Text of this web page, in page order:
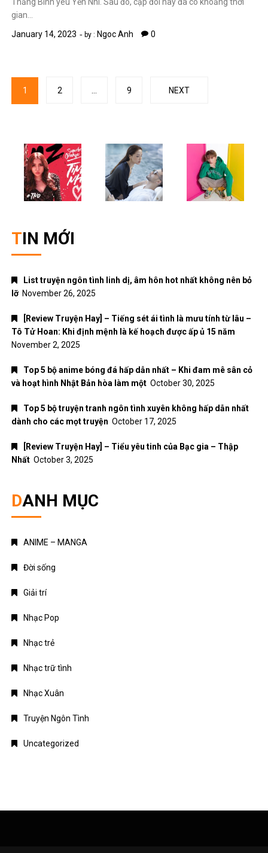
gian…
January 14, 2023
by : Ngoc Anh 0
Posts
navigation
1 2 9 NEXT
TIN MỚI
List truyện ngôn tình linh dị, âm hôn hot nhất không nên bỏ
lỡ November 26, 2025
[Review Truyện Hay] – Tiếng sét ái tình là mưu tính từ lâu –
Tô Tử Hoan: Khi định mệnh là kế hoạch được ấp ủ 15 năm
November 2, 2025
Top 5 bộ anime bóng đá hấp dẫn nhất – Khi đam mê sân cỏ
và hoạt hình Nhật Bản hòa làm một October 30, 2025
Top 5 bộ truyện tranh ngôn tình xuyên không hấp dẫn nhất
dành cho các mọt truyện October 17, 2025
[Review Truyện Hay] – Tiểu yêu tinh của Bạc gia – Thập
Nhất October 3, 2025
DANH MỤC
ANIME – MANGA
Đời sống
Giải trí
Nhạc Pop
Nhạc trẻ
Nhạc trữ tình
Nhạc Xuân
Truyện Ngôn Tình
Uncategorized